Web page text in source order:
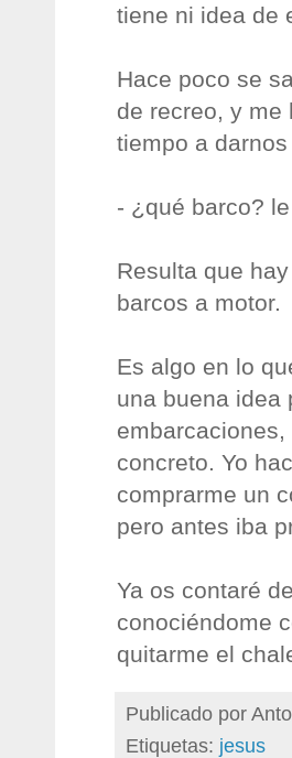
tiene ni idea de
Hace poco se
de recreo, y me
tiempo a
- ¿qué barco?
Resulta que
barcos a motor.
Es algo en lo
una buena idea
concreto. Yo
comprarme un
pero antes iba
Ya os contaré
conociéndome
quitarme el
Publicado por
Etiquetas: jesus